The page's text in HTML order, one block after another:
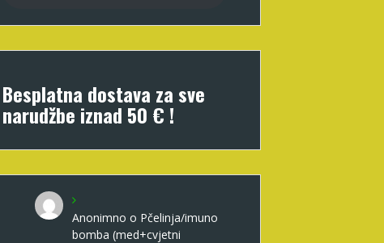
Besplatna dostava za sve
narudžbe iznad 50 € !
Anonimno o Pčelinja/imuno
bomba (med+cvjetni